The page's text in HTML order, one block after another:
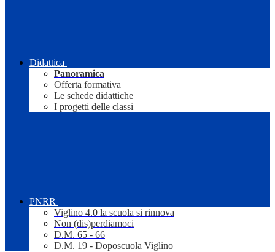
Didattica
Panoramica
Offerta formativa
Le schede didattiche
I progetti delle classi
PNRR
Viglino 4.0 la scuola si rinnova
Non (dis)perdiamoci
D.M. 65 - 66
D.M. 19 - Doposcuola Viglino